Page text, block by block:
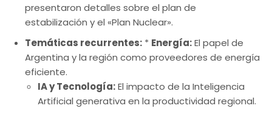
presentaron detalles sobre el plan de
estabilización y el «Plan Nuclear».
Temáticas recurrentes: * Energía:El papel de
Argentina y la región como proveedores de energía
eficiente.
IA y Tecnología:El impacto de la Inteligencia
Artificial generativa en la productividad regional.